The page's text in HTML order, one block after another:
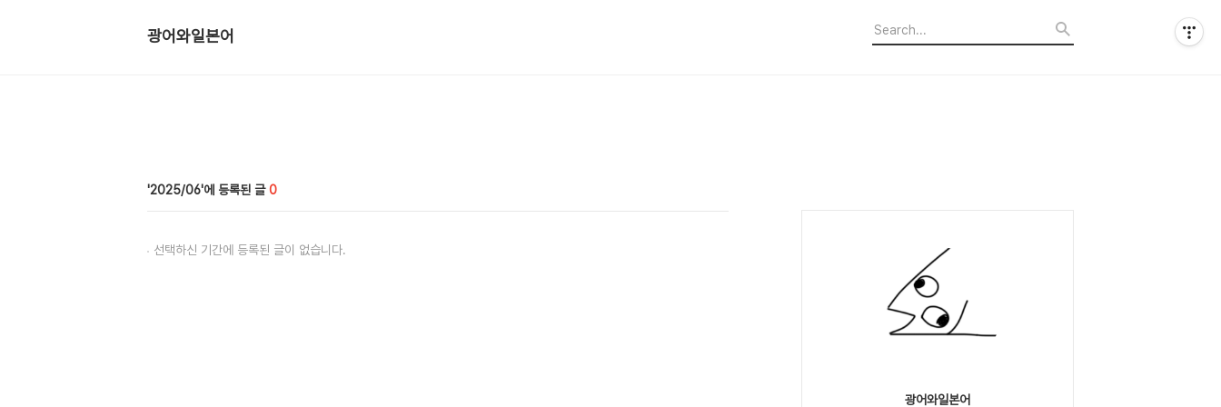
광어와일본어
2025/06 0
선택하신 기간에 등록된 글이 없습니다.
광어와일본어